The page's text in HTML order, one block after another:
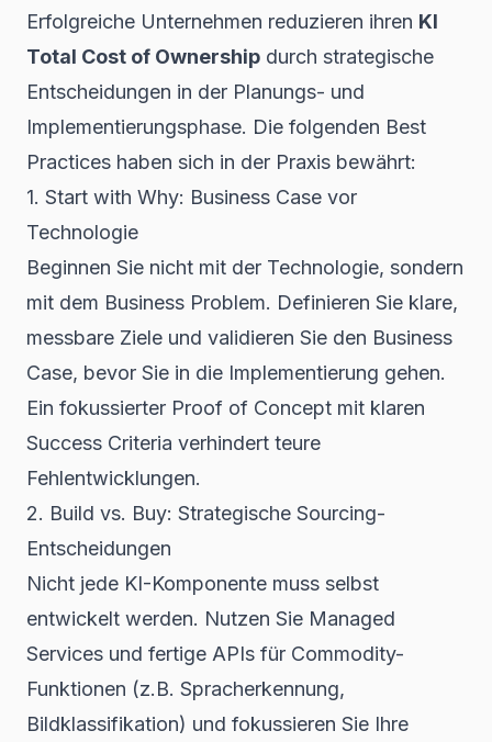
Erfolgreiche Unternehmen reduzieren ihren KI
Total Cost of Ownership durch strategische
Entscheidungen in der Planungs- und
Implementierungsphase. Die folgenden Best
Practices haben sich in der Praxis bewährt:
1. Start with Why: Business Case vor
Technologie
Beginnen Sie nicht mit der Technologie, sondern
mit dem Business Problem. Definieren Sie klare,
messbare Ziele und validieren Sie den Business
Case, bevor Sie in die Implementierung gehen.
Ein fokussierter Proof of Concept mit klaren
Success Criteria verhindert teure
Fehlentwicklungen.
2. Build vs. Buy: Strategische Sourcing-
Entscheidungen
Nicht jede KI-Komponente muss selbst
entwickelt werden. Nutzen Sie Managed
Services und fertige APIs für Commodity-
Funktionen (z.B. Spracherkennung,
Bildklassifikation) und fokussieren Sie Ihre